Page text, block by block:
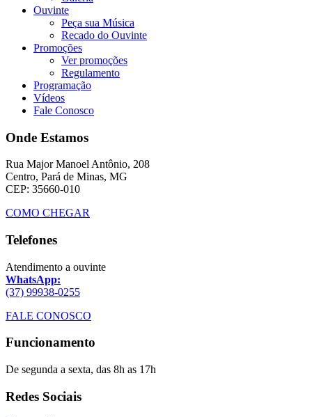
Ouvinte
Peça sua Música
Recado do Ouvinte
Promoções
Ver promoções
Regulamento
Programação
Vídeos
Fale Conosco
Onde Estamos
Rua Major Manoel Antônio, 208
Centro, Pará de Minas, MG
CEP: 35660-010
COMO CHEGAR
Telefones
Atendimento a ouvinte
WhatsApp:
(37) 99938-0255
FALE CONOSCO
Funcionamento
De segunda a sexta, das 8h as 17h
Redes Sociais